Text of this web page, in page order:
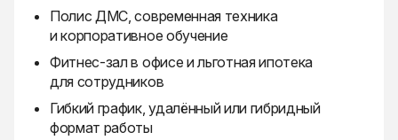
Полис ДМС, современная техника
и корпоративное обучение
Фитнес-зал в офисе и льготная ипотека
для сотрудников
Гибкий график, удалённый или гибридный
формат работы